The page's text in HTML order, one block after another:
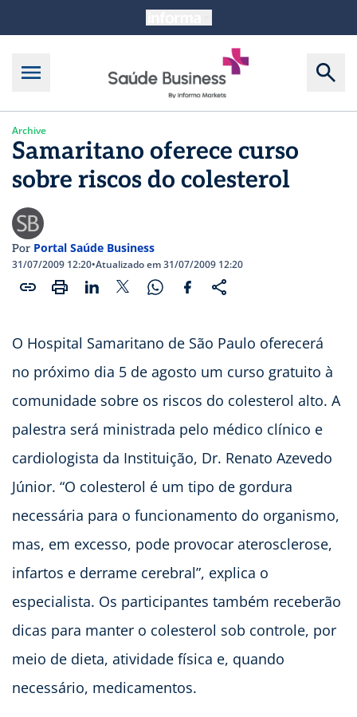
Archive
Samaritano oferece curso
sobre riscos do colesterol
Por Portal Saúde Business
31/07/2009 12:20•Atualizado em 31/07/2009 12:20
O Hospital Samaritano de São Paulo oferecerá
no próximo dia 5 de agosto um curso gratuito à
comunidade sobre os riscos do colesterol alto. A
palestra será ministrada pelo médico clínico e
cardiologista da Instituição, Dr. Renato Azevedo
Júnior. “O colesterol é um tipo de gordura
necessária para o funcionamento do organismo,
mas, em excesso, pode provocar aterosclerose,
infartos e derrame cerebral”, explica o
especialista. Os participantes também receberão
dicas para manter o colesterol sob controle, por
meio de dieta, atividade física e, quando
necessário, medicamentos.